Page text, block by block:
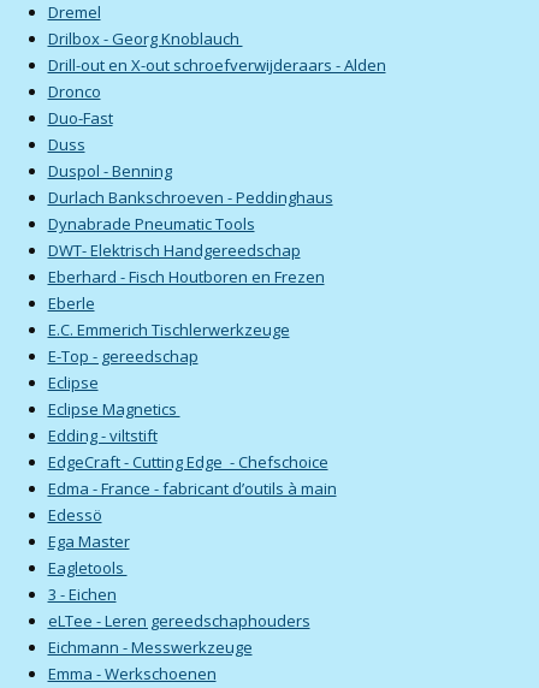
Dremel
Drilbox - Georg Knoblauch
Drill-out en X-out schroefverwijderaars - Alden
Dronco
Duo-Fast
Duss
Duspol - Benning
Durlach Bankschroeven - Peddinghaus
Dynabrade Pneumatic Tools
DWT- Elektrisch Handgereedschap
Eberhard - Fisch Houtboren en Frezen
Eberle
E.C. Emmerich Tischlerwerkzeuge
E-Top - gereedschap
Eclipse
Eclipse Magnetics
Edding - viltstift
EdgeCraft - Cutting Edge - Chefschoice
Edma - France - fabricant d’outils à main
Edessö
Ega Master
Eagletools
3 - Eichen
eLTee - Leren gereedschaphouders
Eichmann - Messwerkzeuge
Emma - Werkschoenen